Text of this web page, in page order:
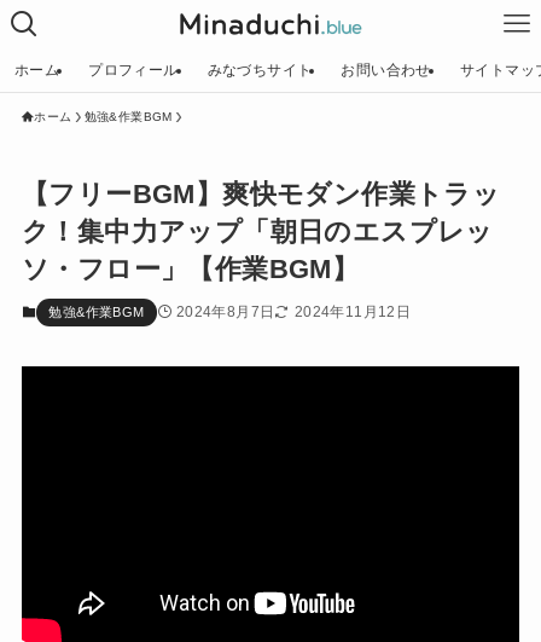
ホーム プロフィール みなづちサイト お問い合わせ サイトマッ
ホーム 勉強&作業BGM
【フリーBGM】爽快モダン作業トラッ
ク！集中力アップ「朝日のエスプレッ
ソ・フロー」【作業BGM】
勉強&作業BGM 2024年8月7日 2024年11月12日